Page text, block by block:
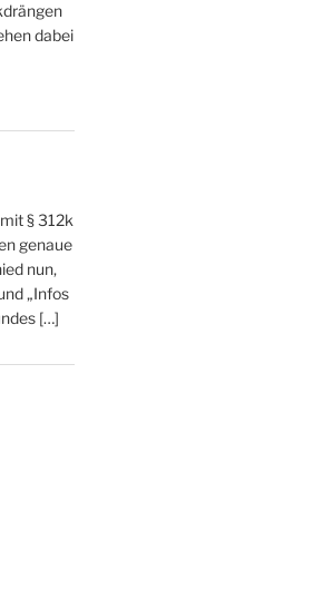
dabei
§ 312k
genaue
nun,
„Infos
[…]